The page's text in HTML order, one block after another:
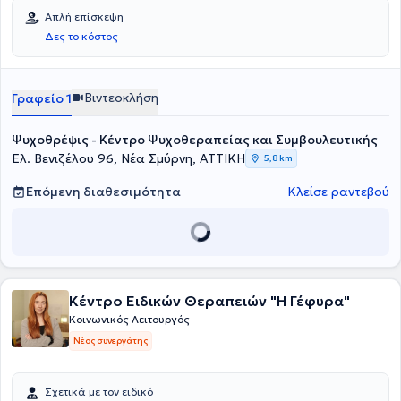
Απλή επίσκεψη
Δες το κόστος
Γραφείο 1 Βιντεοκλήση
Ψυχοθρέψις - Κέντρο Ψυχοθεραπείας και Συμβουλευτικής
Ελ. Βενιζέλου 96, Νέα Σμύρνη, ΑΤΤΙΚΗ
5,8 km
Επόμενη διαθεσιμότητα Κλείσε ραντεβού
Κέντρο Ειδικών Θεραπειών "Η Γέφυρα"
Κοινωνικός Λειτουργός
Νέος συνεργάτης
Σχετικά με τον ειδικό